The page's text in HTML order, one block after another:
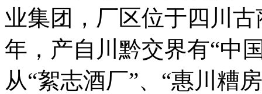
业集团，厂区位于四川
年，产自川黔交界有“中
从“絮志酒厂”、“惠川糟